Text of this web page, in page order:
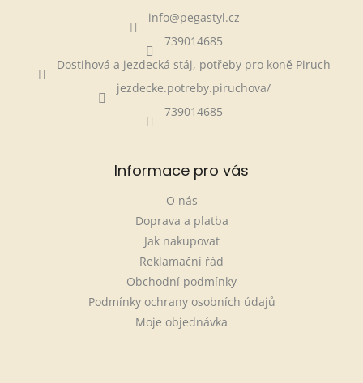
info@pegastyl.cz
739014685
Dostihová a jezdecká stáj, potřeby pro koně Piruch
jezdecke.potreby.piruchova/
739014685
Informace pro vás
O nás
Doprava a platba
Jak nakupovat
Reklamační řád
Obchodní podmínky
Podmínky ochrany osobních údajů
Moje objednávka